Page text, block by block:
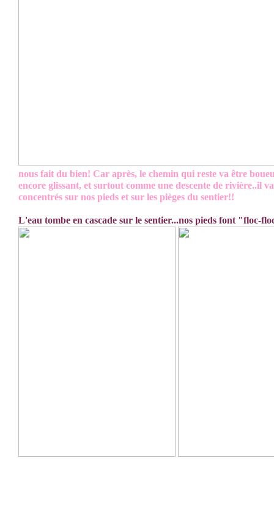
nous fait du bien! Car après, le chemin qui reste va être
encore glissant, et surtout comme une descente de rivière..il
concentrés sur nos pieds et sur les pièges du sentier!!
L'eau tombe en cascade sur le sentier...nos pieds font "floc-